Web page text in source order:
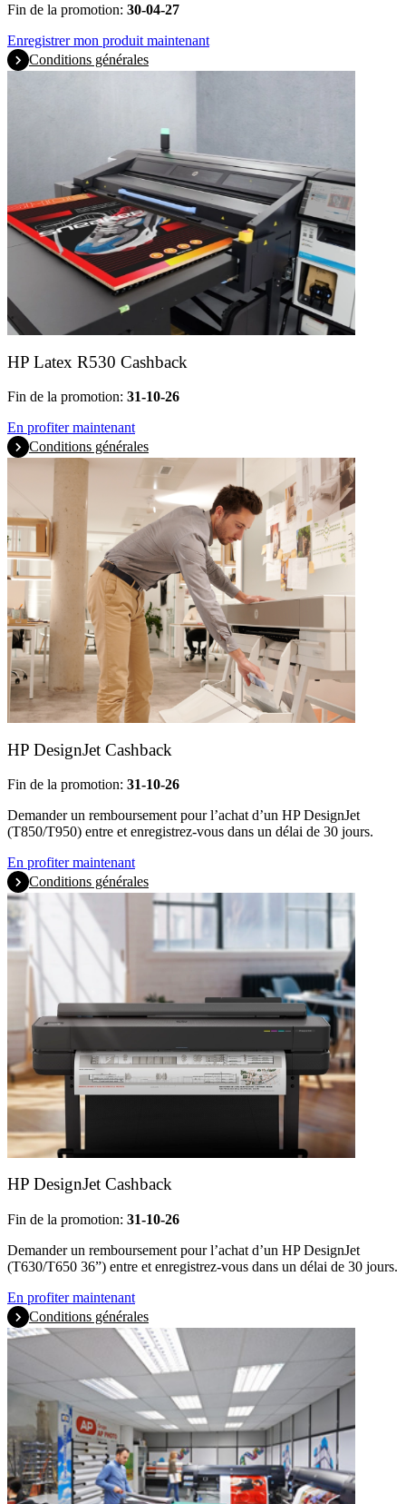
Fin de la promotion: 30-04-27
Enregistrer mon produit maintenant
Conditions générales
HP Latex R530 Cashback
Fin de la promotion: 31-10-26
En profiter maintenant
Conditions générales
HP DesignJet Cashback
Fin de la promotion: 31-10-26
Demander un remboursement pour l’achat d’un HP DesignJet
(T850/T950) entre et enregistrez-vous dans un délai de 30 jours.
En profiter maintenant
Conditions générales
HP DesignJet Cashback
Fin de la promotion: 31-10-26
Demander un remboursement pour l’achat d’un HP DesignJet
(T630/T650 36”) entre et enregistrez-vous dans un délai de 30 jours.
En profiter maintenant
Conditions générales